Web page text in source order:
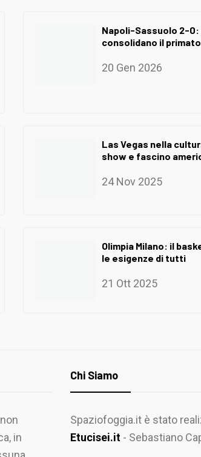
Napoli-Sassuolo 2-0:
consolidano il primato
20 Gen 2026
Las Vegas nella
show e fascino
24 Nov 2025
Olimpia Milano: il
le esigenze di tutti
21 Ott 2025
in
Chi Siamo
Spaziofoggia.it è stato
Etucisei.it - Sebastiano